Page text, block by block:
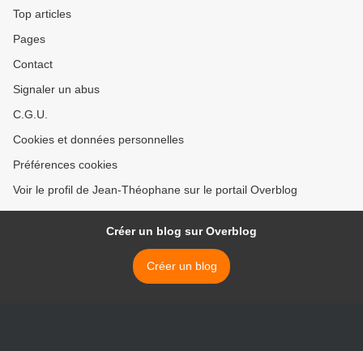
Top articles
Pages
Contact
Signaler un abus
C.G.U.
Cookies et données personnelles
Préférences cookies
Voir le profil de Jean-Théophane sur le portail Overblog
Créer un blog sur Overblog
Créer un blog